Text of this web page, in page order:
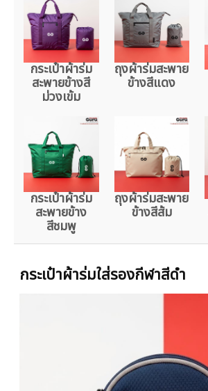
กระเป๋าผ้าร่ม
สะพายข้างสี
ม่วงเข้ม
ถุงผ้าร่มสะพาย
ข้างสีแดง
กระเป๋าผ้าร่ม
สะพายข้าง
สีชมพู
ถุงผ้าร่มสะพาย
ข้างสีส้ม
กระเป๋าผ้าร่มใส่รองกีฬาสีดำ